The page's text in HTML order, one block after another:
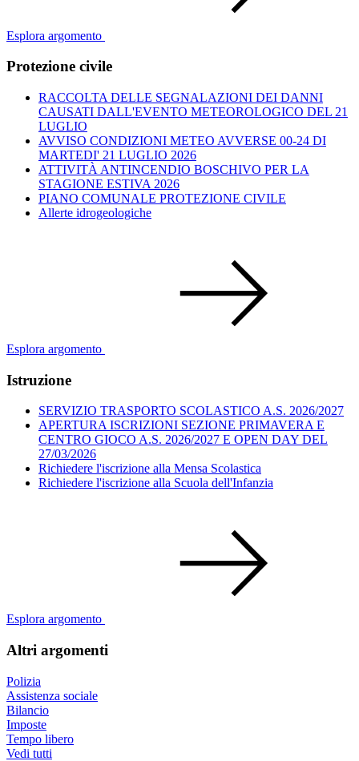
Esplora argomento
Protezione civile
RACCOLTA DELLE SEGNALAZIONI DEI DANNI
CAUSATI DALL'EVENTO METEOROLOGICO DEL 21
LUGLIO
AVVISO CONDIZIONI METEO AVVERSE 00-24 DI
MARTEDI' 21 LUGLIO 2026
ATTIVITÀ ANTINCENDIO BOSCHIVO PER LA
STAGIONE ESTIVA 2026
PIANO COMUNALE PROTEZIONE CIVILE
Allerte idrogeologiche
Esplora argomento
Istruzione
SERVIZIO TRASPORTO SCOLASTICO A.S. 2026/2027
APERTURA ISCRIZIONI SEZIONE PRIMAVERA E
CENTRO GIOCO A.S. 2026/2027 E OPEN DAY DEL
27/03/2026
Richiedere l'iscrizione alla Mensa Scolastica
Richiedere l'iscrizione alla Scuola dell'Infanzia
Esplora argomento
Altri argomenti
Polizia
Assistenza sociale
Bilancio
Imposte
Tempo libero
Vedi tutti